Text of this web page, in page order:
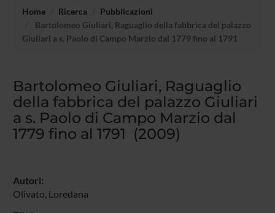
Home Ricerca
Pubblicazioni
Bartolomeo Giuliari, Raguaglio della fabbrica del palazzo
Giuliari a s. Paolo di Campo Marzio dal 1779 fino al 1791
Bartolomeo Giuliari, Raguaglio
della fabbrica del palazzo Giuliari
a s. Paolo di Campo Marzio dal
1779 fino al 1791 (2009)
Autori:
Olivato, Loredana